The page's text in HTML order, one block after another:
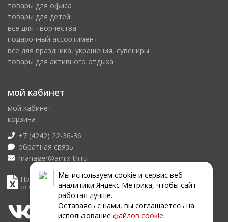
Мы используем сookie и сервис веб-
аналитики Яндекс Метрика, чтобы сайт
работал лучше.
Оставаясь с нами, вы соглашаетесь на
использование файлов сookie.
товары для офиса
товары для детей
всё для творчества
подарочный ассортимент
всё для праздника, украшения, сувениры
товары для активного отдыха
мой кабинет
мой кабинет
корзина
+7 (4242) 22-36-36
обратная связь
manager@amix-th.ru
Прайс лист
от 08.08.2026